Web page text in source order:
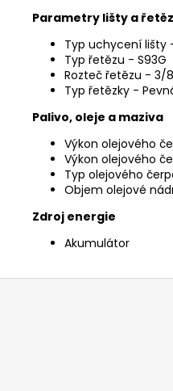
Parametry lišty a
Typ uchycení lišty
Typ řetězu - S93G
Rozteč řetězu - 3/
Typ řetězky -
Palivo, oleje a maziva
Výkon olejového
Výkon olejového
Typ olejového
Objem olejové
Zdroj energie
Akumulátor
Z